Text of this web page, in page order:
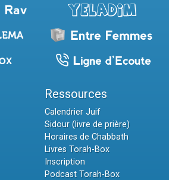
Ressources
Calendrier Juif
Sidour (livre de prière)
Horaires de Chabbath
Livres Torah-Box
Inscription
Podcast Torah-Box